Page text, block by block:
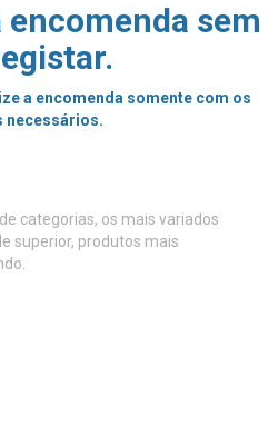
sem
a encomenda somente com os
necessários.
categorias, os mais variados
superior, produtos mais